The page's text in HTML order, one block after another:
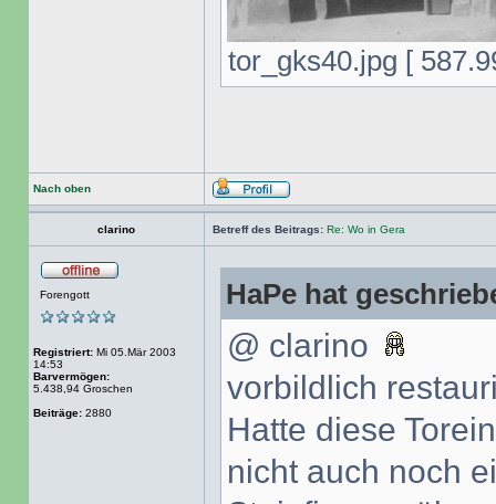
tor_gks40.jpg [
Nach oben
clarino Betreff des Beitrags: Re: Wo in Gera
Forengott
Registriert: Mi 05.Mär 2003
14:53
Barvermögen:
5.438,94 Groschen
Beiträge: 2880
HaPe hat
@ clarino
vorbildlich
Hatte diese
nicht auch noch